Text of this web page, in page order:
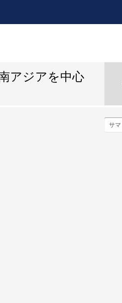
アジアを中心